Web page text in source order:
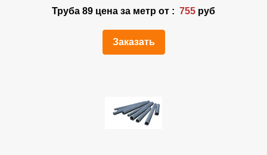
Труба 89 цена за метр от : 755 руб
Заказать